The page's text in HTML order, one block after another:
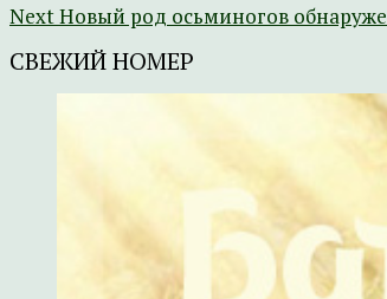
NextНовый род осьминогов
СВЕЖИЙ НОМЕР